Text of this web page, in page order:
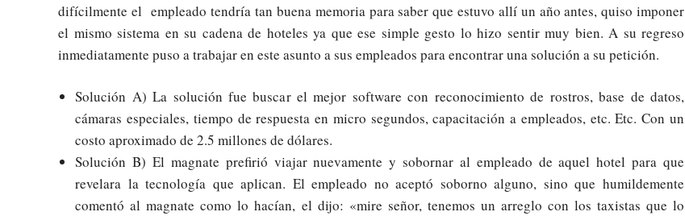
difícilmente el empleado tendría tan buena memoria para saber que estuvo allí un año antes, quiso imponer
el mismo sistema en su cadena de hoteles ya que ese simple gesto lo hizo sentir muy bien. A su regreso
inmediatamente puso a trabajar en este asunto a sus empleados para encontrar una solución a su petición.
Solución A) La solución fue buscar el mejor software con reconocimiento de rostros, base de datos,
cámaras especiales, tiempo de respuesta en micro segundos, capacitación a empleados, etc. Etc. Con un
costo aproximado de 2.5 millones de dólares.
Solución B) El magnate prefirió viajar nuevamente y sobornar al empleado de aquel hotel para que
revelara la tecnología que aplican. El empleado no aceptó soborno alguno, sino que humildemente
comentó al magnate como lo hacían, el dijo: «mire señor, tenemos un arreglo con los taxistas que lo